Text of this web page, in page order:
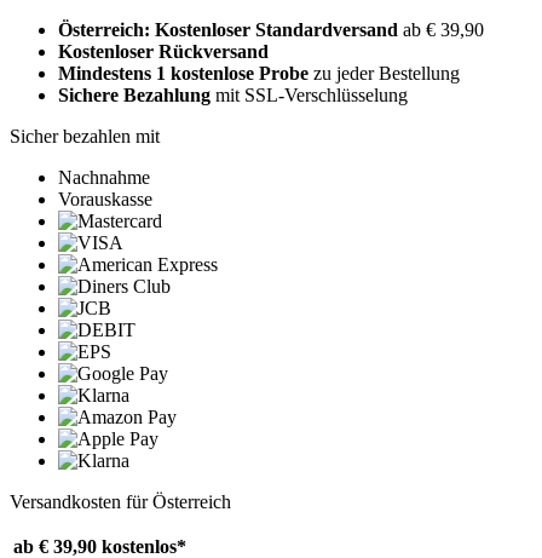
Österreich: Kostenloser Standardversand ab € 39,90
Kostenloser Rückversand
Mindestens 1 kostenlose Probe zu jeder Bestellung
Sichere Bezahlung mit SSL-Verschlüsselung
Sicher bezahlen mit
Nachnahme
Vorauskasse
Versandkosten für Österreich
ab € 39,90 kostenlos*